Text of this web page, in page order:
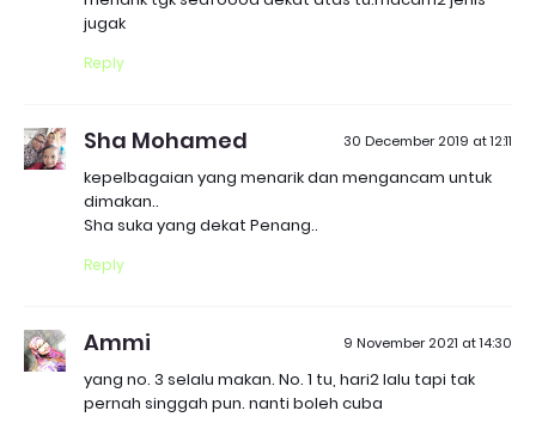
jugak
Reply
Sha Mohamed 30 December 2019 at 12:11
kepelbagaian yang menarik dan mengancam untuk
dimakan..
Sha suka yang dekat Penang..
Reply
Ammi 9 November 2021 at 14:30
yang no. 3 selalu makan. No. 1 tu, hari2 lalu tapi tak
pernah singgah pun. nanti boleh cuba